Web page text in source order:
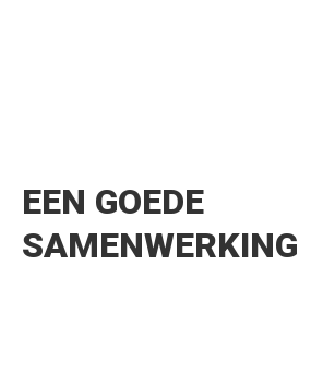
EEN GOEDE
SAMENWERKING